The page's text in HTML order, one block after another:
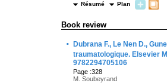
Résumé Plan
Book review
·
Dubrana F., Le Nen D.,
traumatologique. Elsevier
9782294705106
Page :328
M. Soubeyrand